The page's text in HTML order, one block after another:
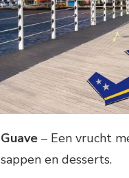
Guave – Een vrucht
sappen en desserts.